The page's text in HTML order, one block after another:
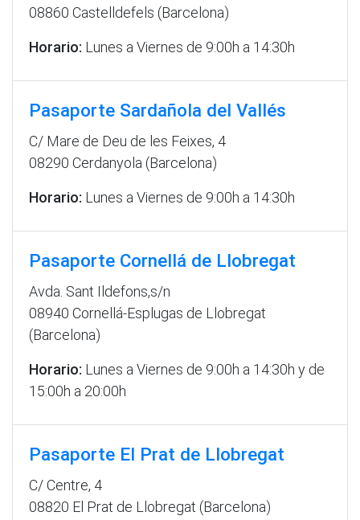
08860 Castelldefels (Barcelona)
Horario: Lunes a Viernes de 9:00h a 14:30h
Pasaporte Sardañola del Vallés
C/ Mare de Deu de les Feixes, 4
08290 Cerdanyola (Barcelona)
Horario: Lunes a Viernes de 9:00h a 14:30h
Pasaporte Cornellá de Llobregat
Avda. Sant Ildefons,s/n
08940 Cornellá-Esplugas de Llobregat
(Barcelona)
Horario: Lunes a Viernes de 9:00h a 14:30h y de
15:00h a 20:00h
Pasaporte El Prat de Llobregat
C/ Centre, 4
08820 El Prat de Llobregat (Barcelona)